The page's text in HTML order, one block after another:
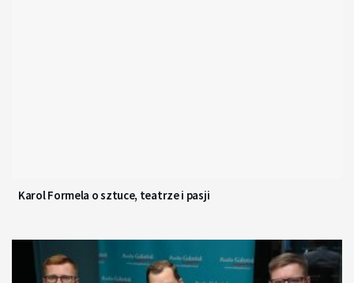
Karol Formela o sztuce, teatrze i pasji